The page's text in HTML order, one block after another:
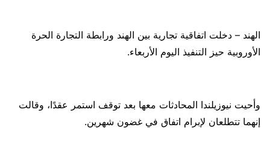
الهند – دخلت اتفاقية تجارية بين الهند ورابطة التجارة الحرة
الأوروبية حيز التنفيذ اليوم الأربعاء.
وأحيت نيوزيلندا المحادثات معها بعد توقف استمر عقدًا، وقالت
إنهما تتطلعان لإبرام اتفاق في غضون شهرين.